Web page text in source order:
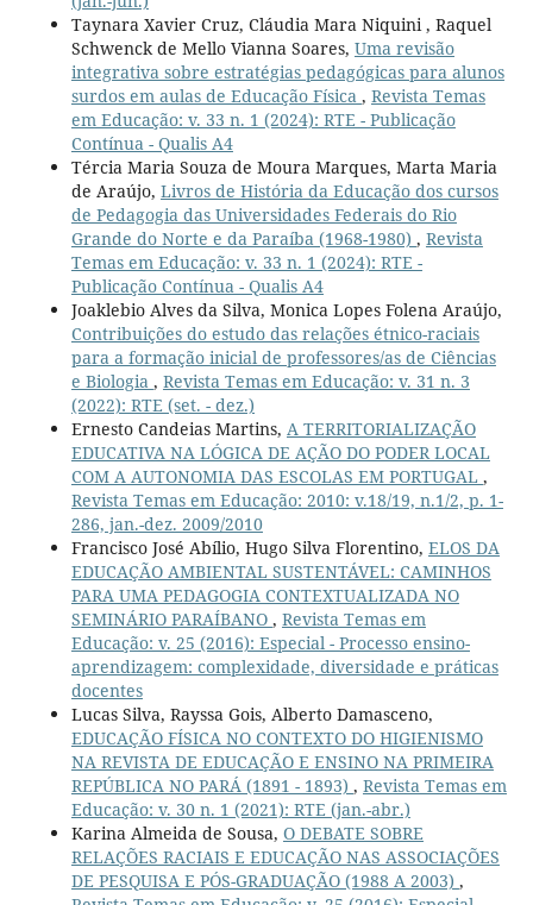
Taynara Xavier Cruz, Cláudia Mara Niquini , Raquel
Schwenck de Mello Vianna Soares, Uma revisão
integrativa sobre estratégias pedagógicas para alunos
surdos em aulas de Educação Física , Revista Temas
em Educação: v. 33 n. 1 (2024): RTE - Publicação
Contínua - Qualis A4
Tércia Maria Souza de Moura Marques, Marta Maria
de Araújo, Livros de História da Educação dos cursos
de Pedagogia das Universidades Federais do Rio
Grande do Norte e da Paraíba (1968-1980) , Revista
Temas em Educação: v. 33 n. 1 (2024): RTE -
Publicação Contínua - Qualis A4
Joaklebio Alves da Silva, Monica Lopes Folena Araújo,
Contribuições do estudo das relações étnico-raciais
para a formação inicial de professores/as de Ciências
e Biologia , Revista Temas em Educação: v. 31 n. 3
(2022): RTE (set. - dez.)
Ernesto Candeias Martins, A TERRITORIALIZAÇÃO
EDUCATIVA NA LÓGICA DE AÇÃO DO PODER LOCAL
COM A AUTONOMIA DAS ESCOLAS EM PORTUGAL ,
Revista Temas em Educação: 2010: v.18/19, n.1/2, p. 1-
286, jan.-dez. 2009/2010
Francisco José Abílio, Hugo Silva Florentino, ELOS DA
EDUCAÇÃO AMBIENTAL SUSTENTÁVEL: CAMINHOS
PARA UMA PEDAGOGIA CONTEXTUALIZADA NO
SEMINÁRIO PARAÍBANO , Revista Temas em
Educação: v. 25 (2016): Especial - Processo ensino-
aprendizagem: complexidade, diversidade e práticas
docentes
Lucas Silva, Rayssa Gois, Alberto Damasceno,
EDUCAÇÃO FÍSICA NO CONTEXTO DO HIGIENISMO
NA REVISTA DE EDUCAÇÃO E ENSINO NA PRIMEIRA
REPÚBLICA NO PARÁ (1891 - 1893) , Revista Temas em
Educação: v. 30 n. 1 (2021): RTE (jan.-abr.)
Karina Almeida de Sousa, O DEBATE SOBRE
RELAÇÕES RACIAIS E EDUCAÇÃO NAS ASSOCIAÇÕES
DE PESQUISA E PÓS-GRADUAÇÃO (1988 A 2003) ,